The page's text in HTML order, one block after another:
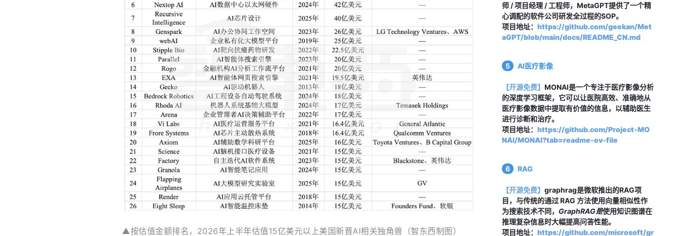
▲按估值金额排名，2026年上半年估值15亿美元以上美国新晋AI相关独角兽（智东西制图）
师 / 项目经理 / 工程师，MetaGPT提供了一个精
心调配的软件公司研发全过程的SOP。
项目地址： https://github.com/geekan/Met
aGPT/blob/main/docs/README_CN.md
5 AI医疗影像
【开源免费】 MONAI是一个专注于医疗影像分析
的深度学习框架，它可以让医院高效、准确地从
医疗影像数据中提取有价值的信息，以辅助医生
进行诊断和治疗。
项目地址： https://github.com/Project-MO
NAI/MONAI?tab=readme-ov-file
6 RAG
【开源免费】 graphrag是微软推出的RAG项
目，与传统的通过 RAG 方法使用向量相似性作
为搜索技术不同， GraphRAG是使用知识图谱在
推理复杂信息时大幅提高问答性能。
项目地址： https://github.com/microsoft/gr